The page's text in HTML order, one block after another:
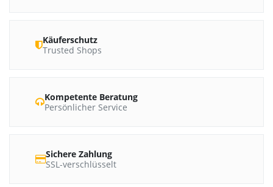
Käuferschutz
Trusted Shops
Kompetente Beratung
Persönlicher Service
Sichere Zahlung
SSL-verschlüsselt